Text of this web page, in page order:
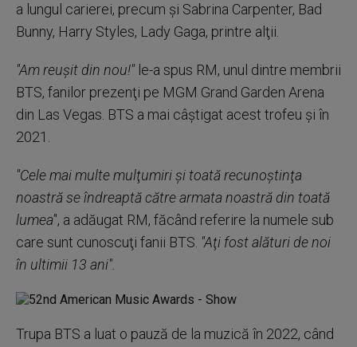
a lungul carierei, precum şi Sabrina Carpenter, Bad
Bunny, Harry Styles, Lady Gaga, printre alţii.
''Am reuşit din nou!'' le-a spus RM, unul dintre membrii
BTS, fanilor prezenţi pe MGM Grand Garden Arena
din Las Vegas. BTS a mai câştigat acest trofeu şi în
2021.
''Cele mai multe mulţumiri şi toată recunoştinţa
noastră se îndreaptă către armata noastră din toată
lumea'', a adăugat RM, făcând referire la numele sub
care sunt cunoscuţi fanii BTS. ''Aţi fost alături de noi
în ultimii 13 ani''.
Trupa BTS a luat o pauză de la muzică în 2022, când